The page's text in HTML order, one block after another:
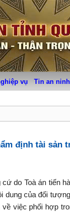
vụ Tin an
định tài sản
do Toà án tiến
dung của đối
việc phối hợp